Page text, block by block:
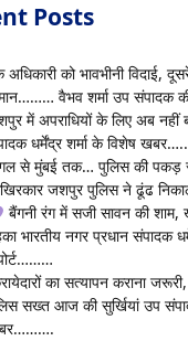
Posts
अधिकारी को भावभीनी विदाई,
वैभव शर्मा उप संपादक की
में अपराधियों के लिए अब नहीं
धर्मेंद्र शर्मा के विशेष खबर…..
से मुंबई तक… पुलिस की पकड़
जशपुर पुलिस ने ढूंढ
बैंगनी रंग में सजी सावन की
भारतीय नगर प्रधान संपादक
का सत्यापन कराना
सख्त आज की सुर्खियां उप